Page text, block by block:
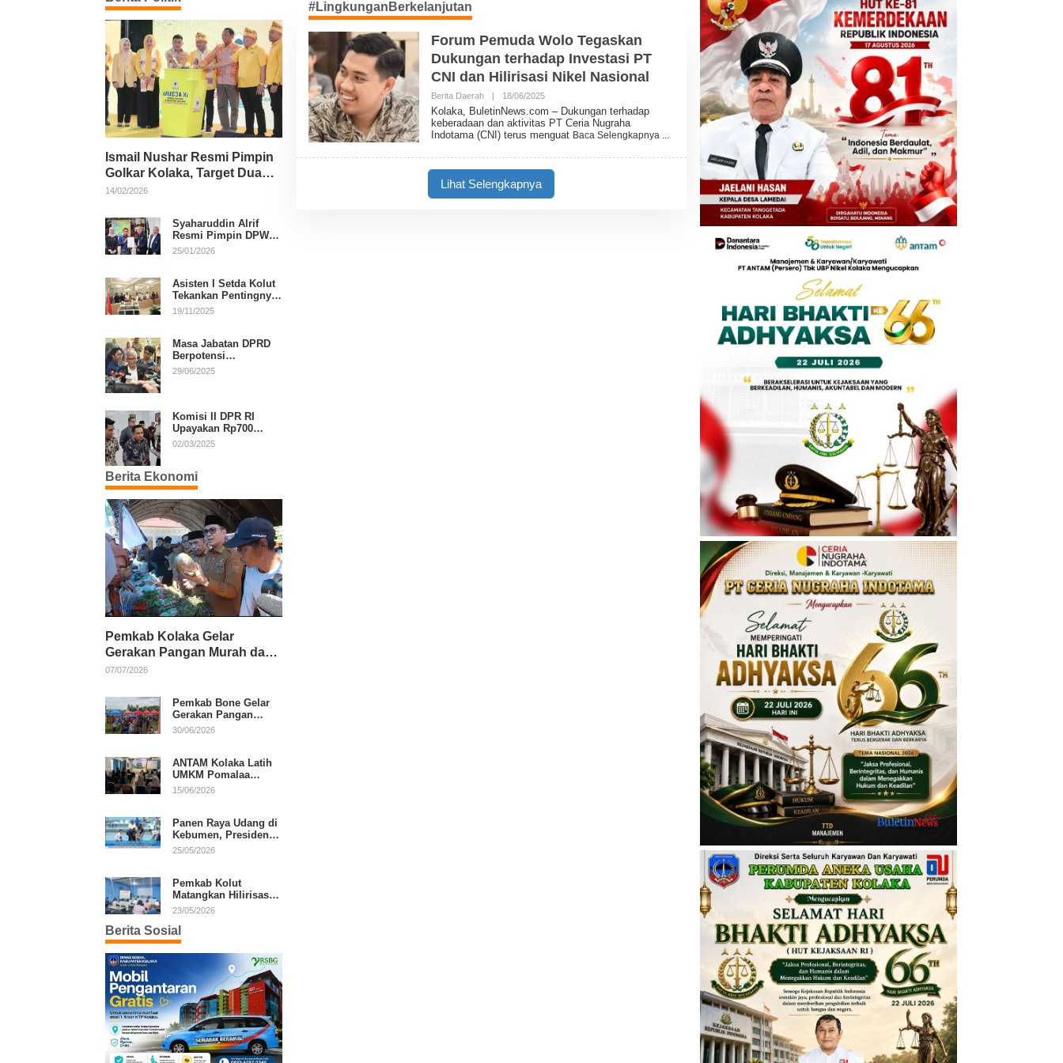
Ismail Nushar Resmi Pimpin
Golkar Kolaka, Target Dua
Kursi per Dapil
14/02/2026
Syaharuddin Alrif
Resmi Pimpin DPW
NasDem Sulsel
25/01/2026
Asisten I Setda Kolut
Tekankan Pentingnya
Pendidikan Politik
19/11/2025
Masa Jabatan DPRD
Berpotensi
Diperpanjang, Aria
29/06/2025
Komisi II DPR RI
Upayakan Rp700
Miliar dari APBN
Putusan MK
02/03/2025
Berita Ekonomi
Pemkab Kolaka Gelar
Gerakan Pangan Murah dan
Salurkan Pupuk Organik
07/07/2026
Pemkab Bone Gelar
Gerakan Pangan
Murah, Warga Serbu
30/06/2026
ANTAM Kolaka Latih
UMKM Pomalaa
Kembangkan Produk
15/06/2026
Panen Raya Udang di
Kebumen, Presiden
Prabowo Tekankan
25/05/2026
Pemkab Kolut
Matangkan Hilirisasi
Kakao dan Kelapa,
Daerah
23/05/2026
Berita Sosial
#LingkunganBerkelanjutan
Forum Pemuda Wolo Tegaskan
Dukungan terhadap Investasi PT
CNI dan Hilirisasi Nikel Nasional
Berita Daerah | 18/06/2025O
E
H
B
Kolaka, BuletinNews.com – Dukungan terhadap
keberadaan dan aktivitas PT Ceria Nugraha
Indotama (CNI) terus menguat Baca Selengkapnya
Lihat Selengkapnya